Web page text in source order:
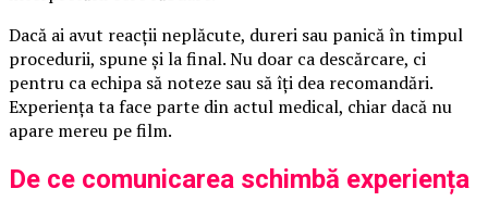
Dacă ai avut reacții neplăcute, dureri sau panică în timpul
procedurii, spune și la final. Nu doar ca descărcare, ci
pentru ca echipa să noteze sau să îți dea recomandări.
Experiența ta face parte din actul medical, chiar dacă nu
apare mereu pe film.
De ce comunicarea schimbă experiența